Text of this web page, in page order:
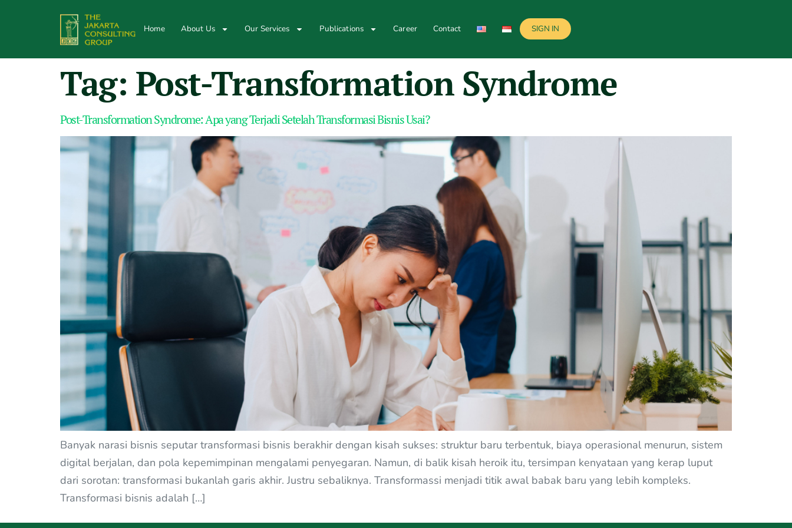
Home About Us Our Services Publications Career Contact SIGN IN
Tag: Post-Transformation Syndrome
Post-Transformation Syndrome: Apa yang Terjadi Setelah Transformasi Bisnis Usai?
Banyak narasi bisnis seputar transformasi bisnis berakhir dengan kisah sukses: struktur baru terbentuk, biaya operasional menurun, sistem
digital berjalan, dan pola kepemimpinan mengalami penyegaran. Namun, di balik kisah heroik itu, tersimpan kenyataan yang kerap luput
dari sorotan: transformasi bukanlah garis akhir. Justru sebaliknya. Transformassi menjadi titik awal babak baru yang lebih kompleks.
Transformasi bisnis adalah […]